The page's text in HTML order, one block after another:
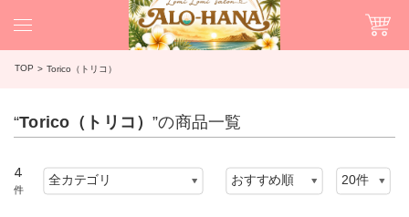
TOP Torico（トリコ）
“Torico（トリコ）”の商品一覧
4
件